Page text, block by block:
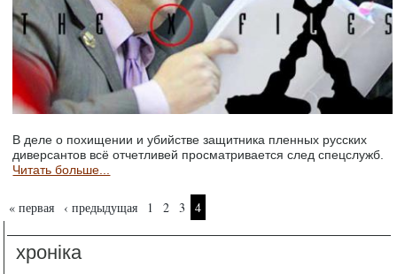
В деле о похищении и убийстве защитника пленных русских
диверсантов всё отчетливей просматривается след спецслужб.
Читать больше...
Страницы
« первая ‹ предыдущая 1 2 3 4
хроніка